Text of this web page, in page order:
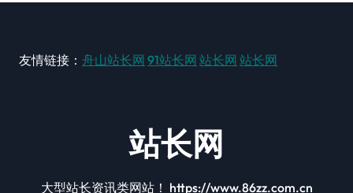
友情链接： 舟山站长网 91站长网 站长网 站长网
站长网
大型站长资讯类网站！ https://www.86zz.com.cn